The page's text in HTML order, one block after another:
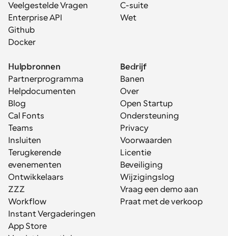
Veelgestelde Vragen
Enterprise API
Github
Docker
C-suite
Wet
Hulpbronnen
Partnerprogramma
Helpdocumenten
Blog
Cal Fonts
Teams
Insluiten
Terugkerende
evenementen
Ontwikkelaars
ZZZ
Workflow
Instant Vergaderingen
App Store
Bedrijf
Banen
Over
Open Startup
Ondersteuning
Privacy
Voorwaarden
Licentie
Beveiliging
Wijzigingslog
Vraag een demo aan
Praat met de verkoop